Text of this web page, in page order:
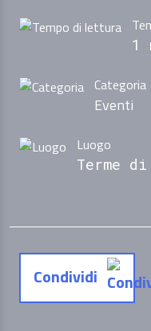
1
Categoria
Eventi
Luogo
Terme
Condividi